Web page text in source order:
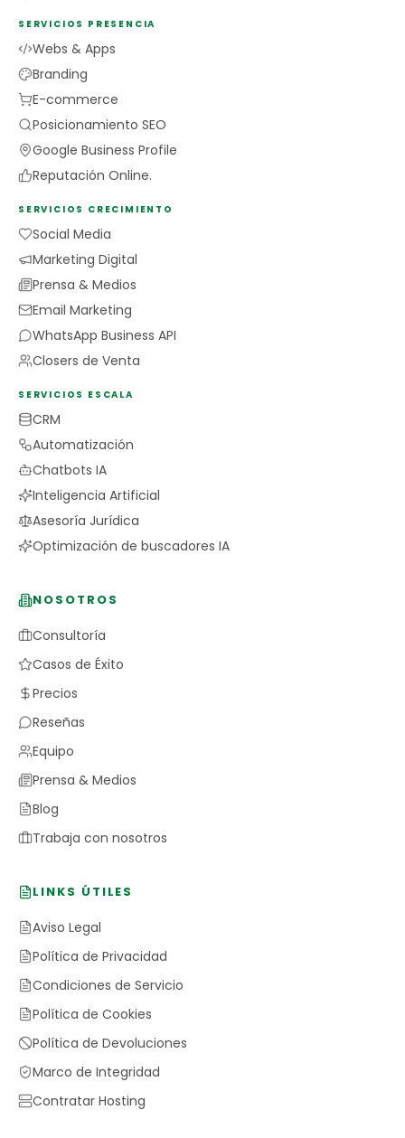
SERVICIOS PRESENCIA
Webs & Apps
Branding
E-commerce
Posicionamiento SEO
Google Business Profile
Reputación Online.
SERVICIOS CRECIMIENTO
Social Media
Marketing Digital
Prensa & Medios
Email Marketing
WhatsApp Business API
Closers de Venta
SERVICIOS ESCALA
CRM
Automatización
Chatbots IA
Inteligencia Artificial
Asesoría Jurídica
Optimización de buscadores IA
NOSOTROS
Consultoría
Casos de Éxito
Precios
Reseñas
Equipo
Prensa & Medios
Blog
Trabaja con nosotros
LINKS ÚTILES
Aviso Legal
Política de Privacidad
Condiciones de Servicio
Política de Cookies
Política de Devoluciones
Marco de Integridad
Contratar Hosting